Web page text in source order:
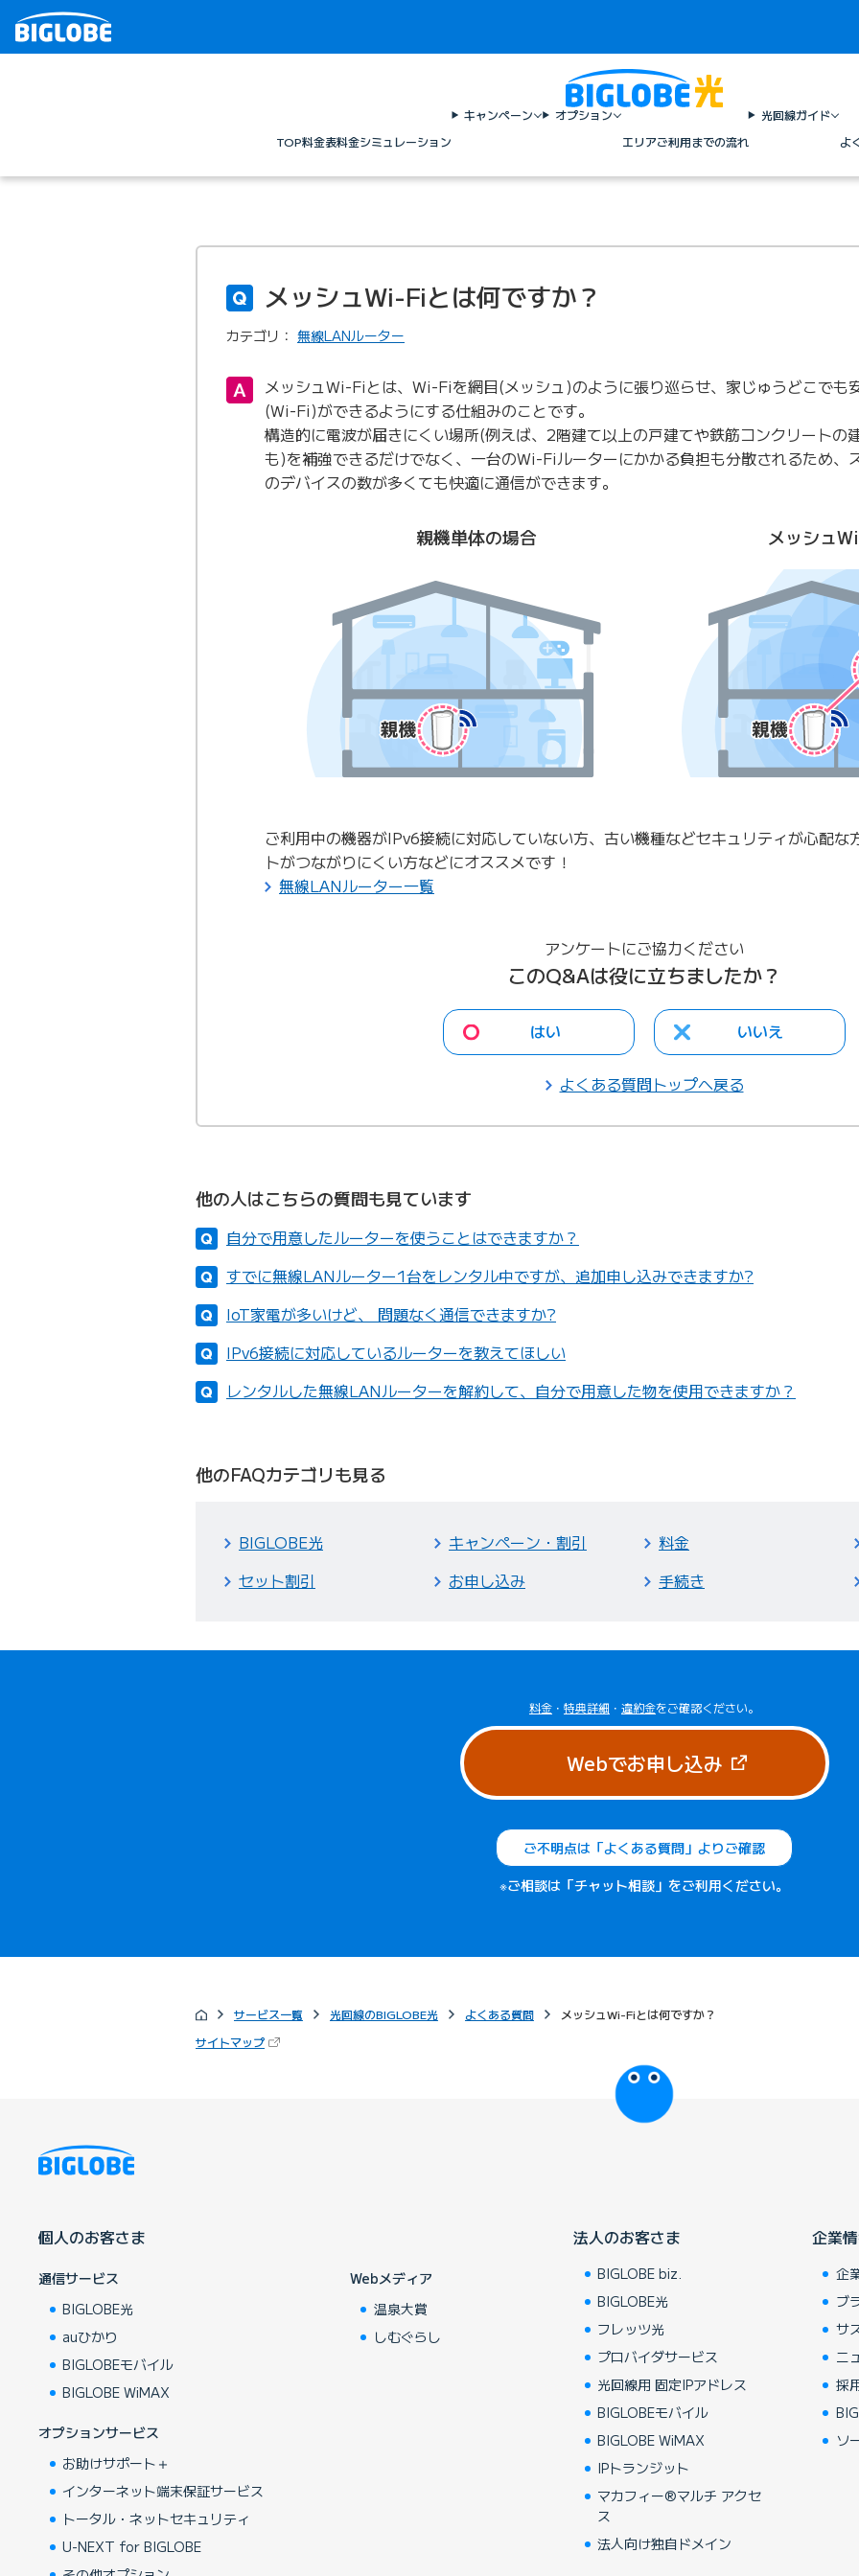
TOP料金表料金シミュレーション
キャンペーン
オプション
エリアご利用までの流れ
光回線ガイド
よ
メッシュWi-Fiとは何ですか？
カテゴリ： 無線LANルーター
メッシュWi-Fiとは、Wi-Fiを網目(メッシュ)のように張り巡らせ、家じゅうどこでも
(Wi-Fi)ができるようにする仕組みのことです。
構造的に電波が届きにくい場所(例えば、2階建て以上の戸建てや鉄筋コンクリートの
も)を補強できるだけでなく、一台のWi-Fiルーターにかかる負担も分散されるため、
のデバイスの数が多くても快適に通信ができます。
親機単体の場合 メッシュ
ご利用中の機器がIPv6接続に対応していない方、古い機種などセキュリティが心配な
トがつながりにくい方などにオススメです！
無線LANルーター一覧
アンケートにご協力ください
このQ&Aは役に立ちましたか？
はい いいえ
よくある質問トップへ戻る
他の人はこちらの質問も見ています
自分で用意したルーターを使うことはできますか？
すでに無線LANルーター1台をレンタル中ですが、追加申し込みできますか?
IoT家電が多いけど、 問題なく通信できますか?
IPv6接続に対応しているルーターを教えてほしい
レンタルした無線LANルーターを解約して、自分で用意した物を使用できますか？
他のFAQカテゴリも見る
BIGLOBE光 キャンペーン・割引 料金
セット割引
お申し込み 手続き
料金 ・ 特典詳細 ・ 違約金をご確認ください。
Webでお申し込み（新しいタブで
ご不明点は「よくある質問」よりご確認
※ご相談は「チャット相談」をご利用ください。
サービス一覧 光回線のBIGLOBE光 よくある質問
メッシュWi-Fiとは何ですか？
サイトマップ（新しいタブで開きます）
びっぷるのページ
個人のお客さま
通信サービス
BIGLOBE光
auひかり
BIGLOBEモバイル
BIGLOBE WiMAX
オプションサービス
お助けサポート＋
インターネット端末保証サービス
トータル・ネットセキュリティ
U-NEXT for BIGLOBE
Webメディア
温泉大賞
しむぐらし
法人のお客さま
BIGLOBE biz.
BIGLOBE光
フレッツ光
プロバイダサービス
光回線用 固定IPアドレス
BIGLOBEモバイル
BIGLOBE WiMAX
IPトランジット
マカフィー®マルチ アクセ
ス
法人向け独自ドメイン
企業
企
ブ
サ
ニ
採
ソ